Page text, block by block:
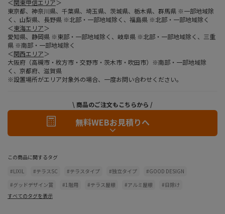
＜関東甲信エリア＞
東京都、神奈川県、千葉県、埼玉県、茨城県、栃木県、群馬県 ※一部地域除
く、山梨県、長野県 ※北部・一部地域除く、福島県 ※北部・一部地域除く
＜東海エリア＞
愛知県、静岡県 ※東部・一部地域除く、岐阜県 ※北部・一部地域除く、三重
県 ※南部・一部地域除く
＜関西エリア＞
大阪府（高槻市・枚方市・交野市・茨木市・吹田市）※南部・一部地域除
く、京都府、滋賀県
※設置場所がエリア対象外の場合、一度お問い合わせください。
\ 商品のご注文もこちらから /
無料WEBお見積りへ
この商品に関するタグ
#LIXIL
#テラスSC #テラスタイプ #独立タイプ
#GOOD DESIGN
#グッドデザイン賞
#1階用 #テラス屋根 #アルミ屋根
#日除け
すべてのタグを表示